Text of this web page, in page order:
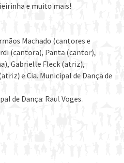
e muito mais!
Machado (cantores e
(cantora), Panta (cantor),
Gabrielle Fleck (atriz),
e Cia. Municipal de Dança de
de Dança: Raul Voges.